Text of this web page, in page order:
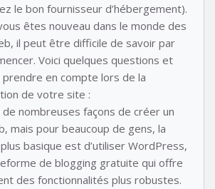
le bon fournisseur d’hébergement).
êtes nouveau dans le monde des
il peut être difficile de savoir par
Voici quelques questions et
en compte lors de la
de votre site :
nombreuses façons de créer un
mais pour beaucoup de gens, la
basique est d’utiliser WordPress,
de blogging gratuite qui offre
des fonctionnalités plus robustes.